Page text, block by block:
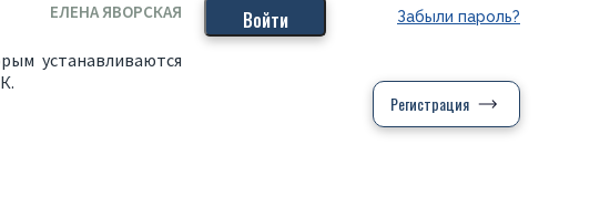
ЕЛЕНА ЯВОРСКАЯ
устанавливаются
Забыли пароль?
Регистрация